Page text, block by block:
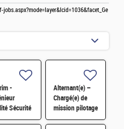
-
Sécurité
Alternant(e) –
Chargé(e) de
mission pilotage
de projets et